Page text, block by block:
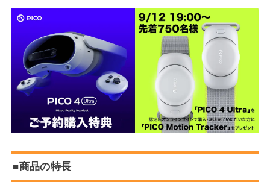
■商品の特長